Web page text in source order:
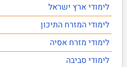
לימודי ארץ ישראל
לימודי המזרח התיכון
לימודי מזרח אסיה
לימודי סביבה